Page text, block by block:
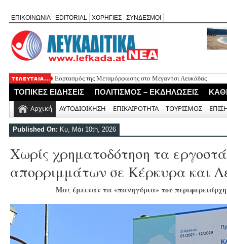
ΕΠΙΚΟΙΝΩΝΙΑ EDITORIAL ΧΟΡΗΓΙΕΣ ΣΥΝΔΕΣΜΟΙ
Εορτασμός της Μεταμόρφωσης στο Μεγανήσι Λευκάδας
Ο Δήμος Λευκάδας προμηθεύεται 40 αντίτυπα του
Τρεις θεματικές ομιλίες στον Ιερό Ναό Μεταμορφώσεως του
Οι μέρες και ώρες λειτουργίας του Περιφερειακού Ιατρείου
ΤΟΠΙΚΕΣ ΕΙΔΗΣΕΙΣ ΠΟΛΙΤΙΣΜΟΣ – ΕΚΔΗΛΩΣΕΙΣ
Αρχική ΑΥΤΟΔΙΟΙΚΗΣΗ ΕΠΙΚΑΙΡΟΤΗΤΑ ΤΟΥΡΙΣΜΟΣ
Published On: Κυ, Μάι 10th, 2026
Χωρίς χρηματοδότηση τα
απορριμμάτων σε Κέρκυρα και
Μας έμειναν τα «πανηγύρια» του